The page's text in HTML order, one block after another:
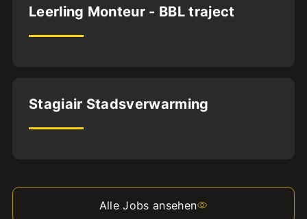
Heel Nederland
Leerling Monteur - BBL traject
Utrecht
Stagiair Stadsverwarming
Alle Jobs ansehen